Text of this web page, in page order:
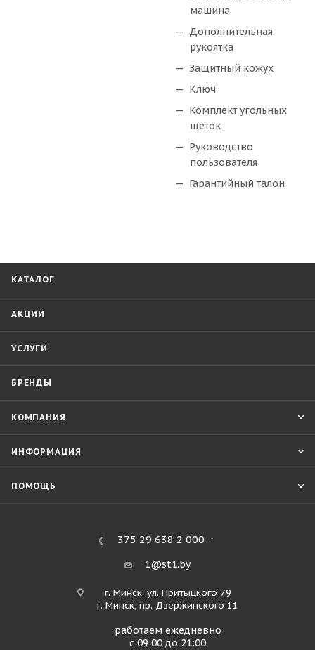
машина
Дополнительная
рукоятка
Защитный кожух
Ключ
Комплект угольных
щеток
Руководство
пользователя
Гарантийный талон
КАТАЛОГ
АКЦИИ
УСЛУГИ
БРЕНДЫ
КОМПАНИЯ
ИНФОРМАЦИЯ
ПОМОЩЬ
375 29 638 2 000
1@st1.by
г. Минск, ул. Притыцкого 79
г. Минск, пр. Дзержинского 11
работаем ежедневно
с 09:00 до 21:00